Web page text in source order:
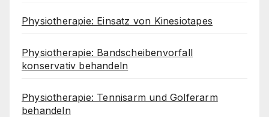
Physiotherapie: Einsatz von Kinesiotapes
Physiotherapie: Bandscheibenvorfall
konservativ behandeln
Physiotherapie: Tennisarm und Golferarm
behandeln